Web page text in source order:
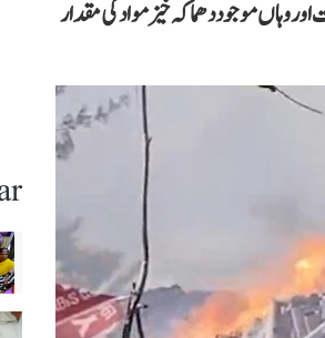
وہاں موجود دھماکہ خیز مواد کی مقدار